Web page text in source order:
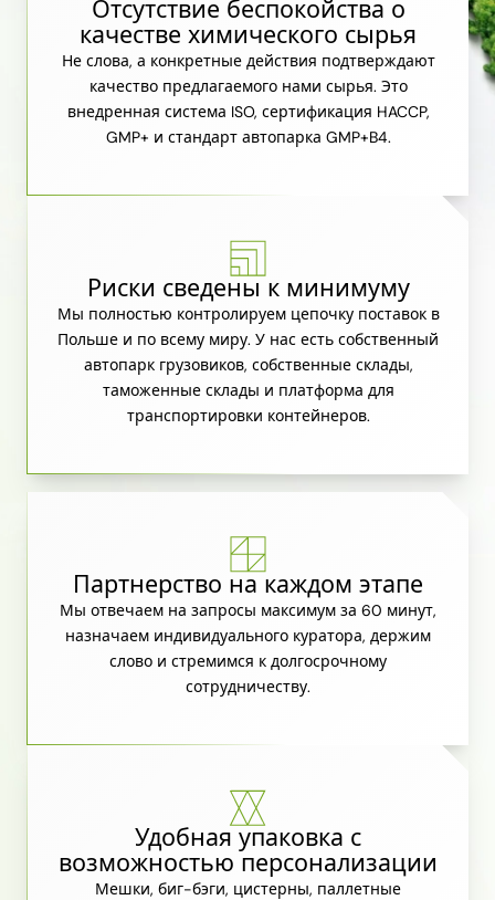
Отсутствие беспокойства о
качестве химического сырья
Не слова, а конкретные действия подтверждают
качество предлагаемого нами сырья. Это
внедренная система ISO, сертификация HACCP,
GMP+ и стандарт автопарка GMP+B4.
Риски сведены к минимуму
Мы полностью контролируем цепочку поставок в
Польше и по всему миру. У нас есть собственный
автопарк грузовиков, собственные склады,
таможенные склады и платформа для
транспортировки контейнеров.
Партнерство на каждом этапе
Мы отвечаем на запросы максимум за 60 минут,
назначаем индивидуального куратора, держим
слово и стремимся к долгосрочному
сотрудничеству.
Удобная упаковка с
возможностью персонализации
Мешки, биг-бэги, цистерны, паллетные